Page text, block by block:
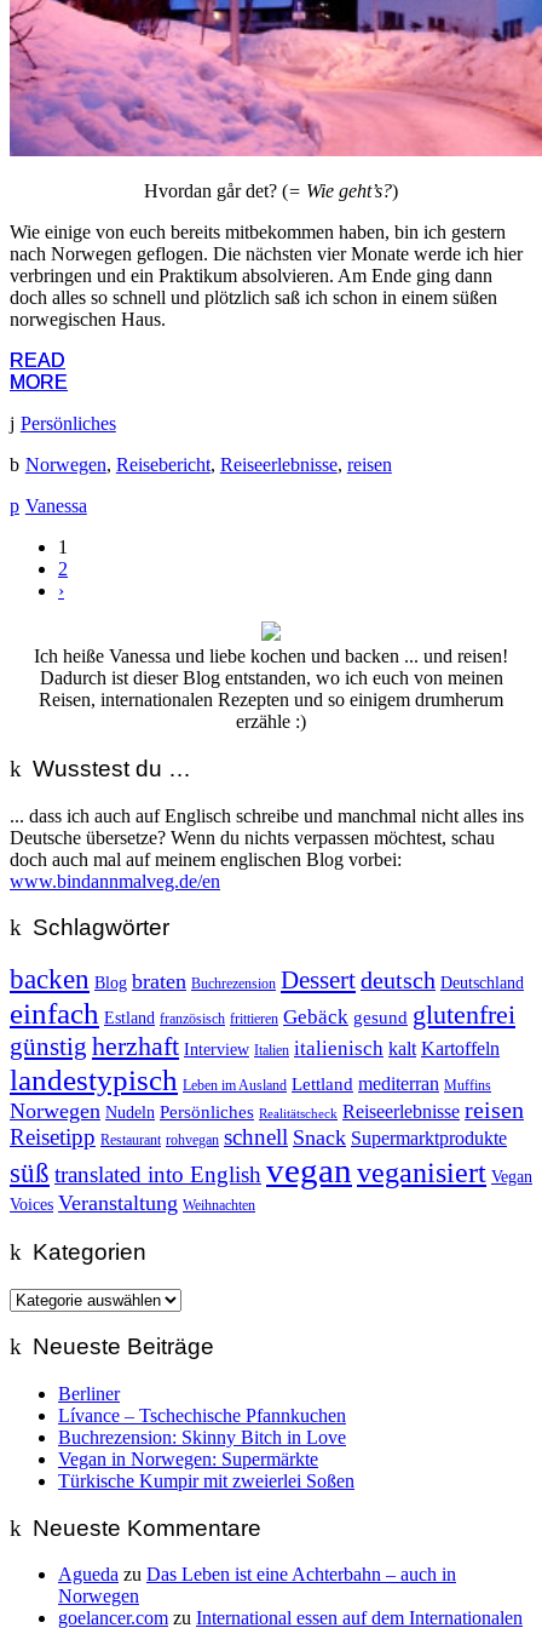
Hvordan går det? (= Wie geht’s?)
Wie einige von euch bereits mitbekommen haben, bin ich gestern
nach Norwegen geflogen. Die nächsten vier Monate werde ich hier
verbringen und ein Praktikum absolvieren. Am Ende ging dann
doch alles so schnell und plötzlich saß ich schon in einem süßen
norwegischen Haus.
READ
MORE
READ
MORE
Persönliches
Norwegen, Reisebericht, Reiseerlebnisse, reisen
Vanessa
1
2
›
Ich heiße Vanessa und liebe kochen und backen ... und reisen!
Dadurch ist dieser Blog entstanden, wo ich euch von meinen
Reisen, internationalen Rezepten und so einigem drumherum
erzähle :)
Wusstest du …
... dass ich auch auf Englisch schreibe und manchmal nicht alles ins
Deutsche übersetze? Wenn du nichts verpassen möchtest, schau
doch auch mal auf meinem englischen Blog vorbei:
www.bindannmalveg.de/en
Schlagwörter
backen Blog braten Buchrezension Dessertdeutsch Deutschland
einfach Estland französisch frittieren Gebäck gesund glutenfrei
günstig herzhaft Interview Italien italienisch kalt Kartoffeln
landestypisch Leben im Ausland Lettland mediterran Muffins
Norwegen Nudeln Persönliches Realitätscheck Reiseerlebnisse reisen
Reisetipp Restaurant rohvegan schnell Snack Supermarktprodukte
süß translated into English vegan veganisiert Vegan
Voices Veranstaltung Weihnachten
Kategorien
Kategorien
Neueste Beiträge
Berliner
Lívance – Tschechische Pfannkuchen
Buchrezension: Skinny Bitch in Love
Vegan in Norwegen: Supermärkte
Türkische Kumpir mit zweierlei Soßen
Neueste Kommentare
Agueda zu Das Leben ist eine Achterbahn – auch in
Norwegen
goelancer.com zu International essen auf dem Internationalen